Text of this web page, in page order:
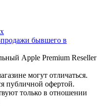
бывшего в
Apple Premium Reseller
могут отличаться.
публичной офертой.
только в отношении